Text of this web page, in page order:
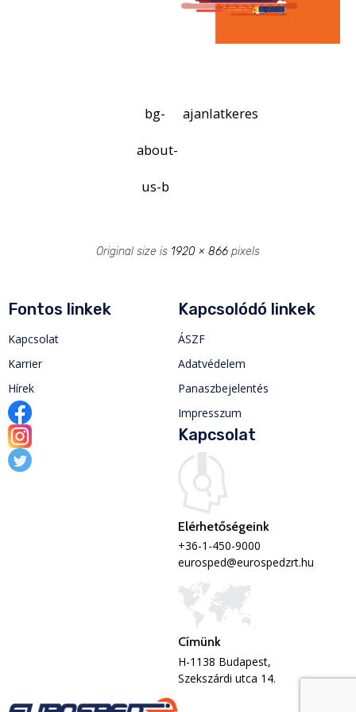
bg-
about-
us-b
ajanlatkeres
Original size is 1920 × 866 pixels
Fontos linkek
Kapcsolat
Karrier
Hírek
Kapcsolódó linkek
ÁSZF
Adatvédelem
Panaszbejelentés
Impresszum
Kapcsolat
Elérhetőségeink
+36-1-450-9000
eurosped@eurospedzrt.hu
Címünk
H-1138 Budapest,
Szekszárdi utca 14.